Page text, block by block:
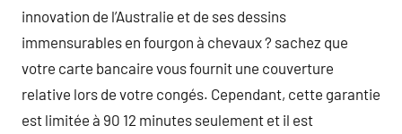
innovation de l’Australie et de ses dessins
immensurables en fourgon à chevaux ? sachez que
votre carte bancaire vous fournit une couverture
relative lors de votre congés. Cependant, cette garantie
est limitée à 90 12 minutes seulement et il est